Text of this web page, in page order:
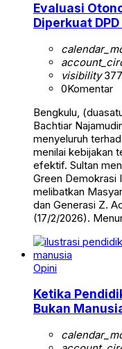
Evaluasi
Diperkuat DPD
visibility377
0Komentar
Bengkulu,
Bachtiar
menyeluruh
menilai kebijakan
efektif. Sultan
Green Demokrasi
melibatkan
dan Generasi Z.
(17/2/2026).
Opini
Ketika
Bukan